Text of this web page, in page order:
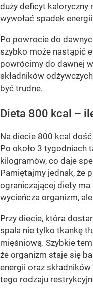
duży deficyt kaloryczny
wywołać spadek
Po powrocie do
szybko może nastąpić
powrócimy do dawnej
składników
być trudne.
Dieta 800 kcal –
Na diecie 800 kcal
Po około 3 tygodniach
kilogramów, co daje
Pamiętajmy jednak, że
ograniczającej diety
wycieńcza organizm,
Przy diecie, która
spala nie tylko tkankę
mięśniową. Szybkie
że organizm staje się
energii oraz
tego rodzaju